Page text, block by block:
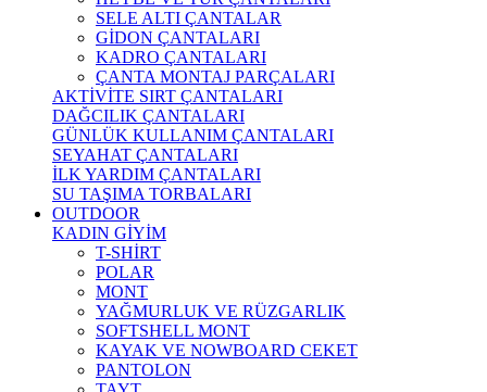
SELE ALTI ÇANTALAR
GİDON ÇANTALARI
KADRO ÇANTALARI
ÇANTA MONTAJ PARÇALARI
AKTİVİTE SIRT ÇANTALARI
DAĞCILIK ÇANTALARI
GÜNLÜK KULLANIM ÇANTALARI
SEYAHAT ÇANTALARI
İLK YARDIM ÇANTALARI
SU TAŞIMA TORBALARI
OUTDOOR
KADIN GİYİM
T-SHİRT
POLAR
MONT
YAĞMURLUK VE RÜZGARLIK
SOFTSHELL MONT
KAYAK VE NOWBOARD CEKET
PANTOLON